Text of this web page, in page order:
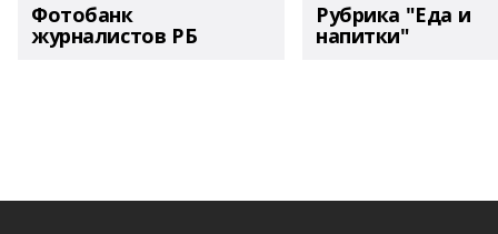
Фотобанк
журналистов РБ
Рубрика "Еда и
напитки"